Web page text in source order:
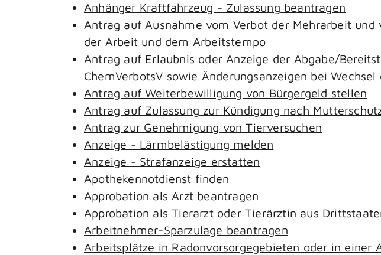
Anhänger Kraftfahrzeug - Zulassung beantragen
Antrag auf Ausnahme vom Verbot der Mehrarbeit
der Arbeit und dem Arbeitstempo
Antrag auf Erlaubnis oder Anzeige der Abgabe/
ChemVerbotsV sowie Änderungsanzeigen bei
Antrag auf Weiterbewilligung von Bürgergeld stellen
Antrag auf Zulassung zur Kündigung nach
Antrag zur Genehmigung von Tierversuchen
Anzeige - Lärmbelästigung melden
Anzeige - Strafanzeige erstatten
Apothekennotdienst finden
Approbation als Arzt beantragen
Approbation als Tierarzt oder Tierärztin aus
Arbeitnehmer-Sparzulage beantragen
Arbeitsplätze in Radonvorsorgegebieten oder in